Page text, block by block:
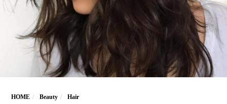
HOME Beauty Hair